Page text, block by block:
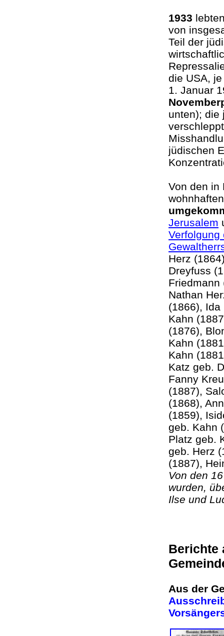
1933
von
Teil der
die USA,
1. Januar
unten); die
jüdischen
Von den in
Jerusalem
Verfolgung
Herz
Dreyfuss
Nathan
(1866),
Kahn
(1876),
Kahn
Kahn
Katz geb.
Fanny
(1887),
(1868),
(1859),
geb. Kahn
Platz geb.
geb. Herz
(1887),
Von den
wurden,
Ilse und
Berichte
Aus der